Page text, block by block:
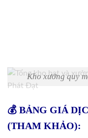
Kho xưởng quy
💰 BẢNG GIÁ
(THAM KHẢO):